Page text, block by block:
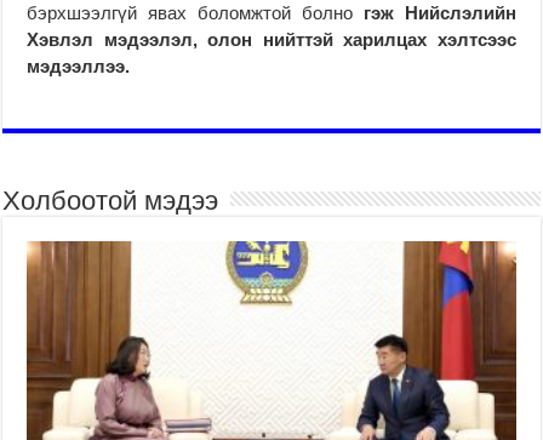
бэрхшээлгүй явах боломжтой болно гэж Нийслэлийн
Хэвлэл мэдээлэл, олон нийттэй харилцах хэлтсээс
мэдээллээ.
Холбоотой мэдээ